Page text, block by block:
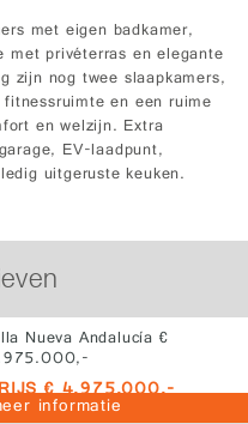
met eigen badkamer,
met privéterras en elegante
zijn nog twee slaapkamers,
en een ruime
en welzijn. Extra
EV-laadpunt,
uitgeruste keuken.
Nueva Andalucía €
€ 4.975.000,-
informatie